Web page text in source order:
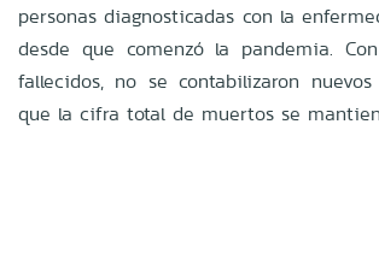
personas diagnosticadas con la
desde que comenzó la pandemia.
fallecidos, no se contabilizaron
que la cifra total de muertos se